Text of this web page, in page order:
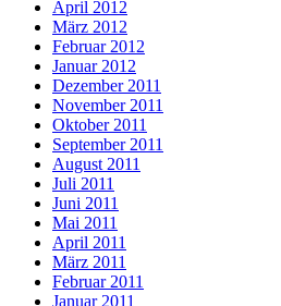
April 2012
März 2012
Februar 2012
Januar 2012
Dezember 2011
November 2011
Oktober 2011
September 2011
August 2011
Juli 2011
Juni 2011
Mai 2011
April 2011
März 2011
Februar 2011
Januar 2011